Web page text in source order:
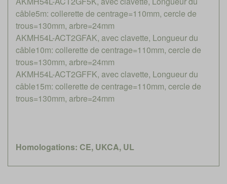
câble5m: collerette de centrage=110mm, cercle de
trous=130mm, arbre=24mm
AKMH54L-ACT2GFAK, avec clavette, Longueur du
câble10m: collerette de centrage=110mm, cercle de
trous=130mm, arbre=24mm
AKMH54L-ACT2GFFK, avec clavette, Longueur du
câble15m: collerette de centrage=110mm, cercle de
trous=130mm, arbre=24mm
Homologations: CE, UKCA, UL